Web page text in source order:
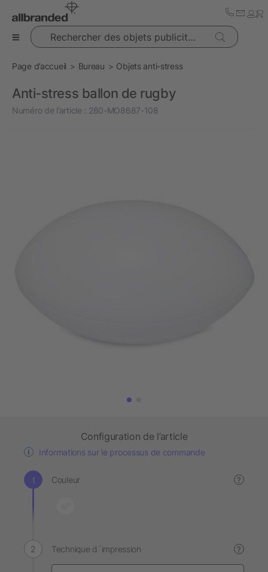
Rechercher des objets publicitaires
Page d’accueil Bureau Objets anti-stress
Anti-stress ballon de rugby
Numéro de l’article : 280-MO8687-108
Configuration de l’article
Informations sur le processus de commande
Couleur ?
Technique d´impression ?